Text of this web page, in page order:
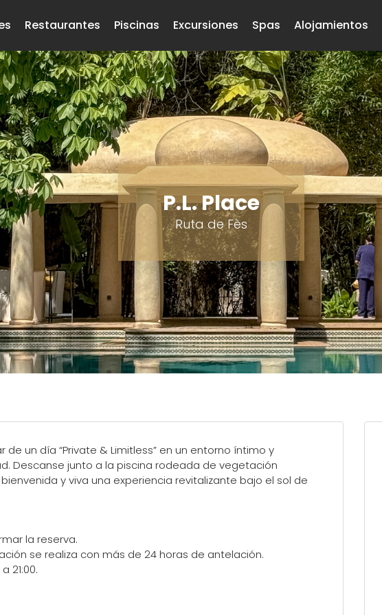
Restaurantes Piscinas Excursiones Spas Alojamientos
P.L. Place
Ruta de Fès
de un día “Private & Limitless” en un entorno íntimo y
Descanse junto a la piscina rodeada de vegetación
y viva una experiencia revitalizante bajo el sol de
la reserva.
se realiza con más de 24 horas de antelación.
21:00.